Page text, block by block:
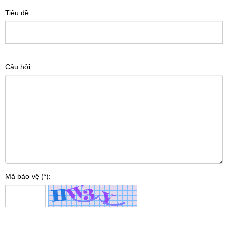
Tiêu đề:
Câu hỏi:
Mã bảo vệ (*):